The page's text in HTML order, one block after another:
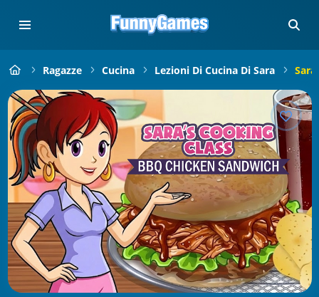
Ragazze Cucina Lezioni Di Cucina Di Sara